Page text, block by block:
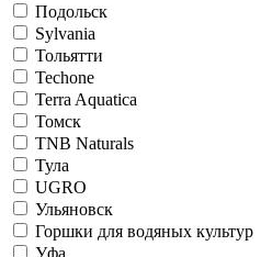
Подольск
Sylvania
Тольятти
Techone
Terra Aquatica
Томск
TNB Naturals
Тула
UGRO
Ульяновск
Горшки для водяных культур
Уфа